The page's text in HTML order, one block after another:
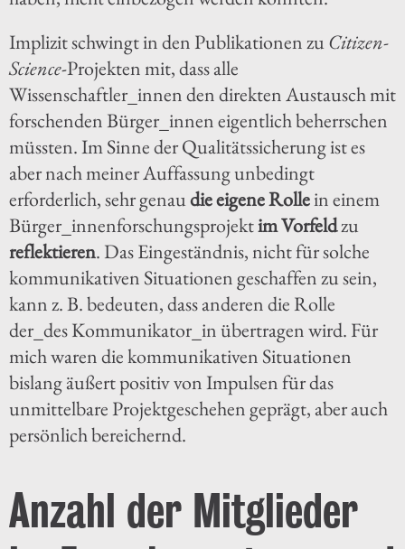
Implizit schwingt in den Publikationen zuCitizen-
Science-Projekten mit, dass alle
Wissenschaftler_innen den direkten Austausch mit
forschenden Bürger_innen eigentlich beherrschen
müssten. Im Sinne der Qualitätssicherung ist es
aber nach meiner Auffassung unbedingt
erforderlich, sehr genaudie eigene Rollein einem
Bürger_innenforschungsprojektim Vorfeldzu
reflektieren. Das Eingeständnis, nicht für solche
kommunikativen Situationen geschaffen zu sein,
kann z. B. bedeuten, dass anderen die Rolle
der_des Kommunikator_in übertragen wird. Für
mich waren die kommunikativen Situationen
bislang äußert positiv von Impulsen für das
unmittelbare Projektgeschehen geprägt, aber auch
persönlich bereichernd.
Anzahl der Mitglieder